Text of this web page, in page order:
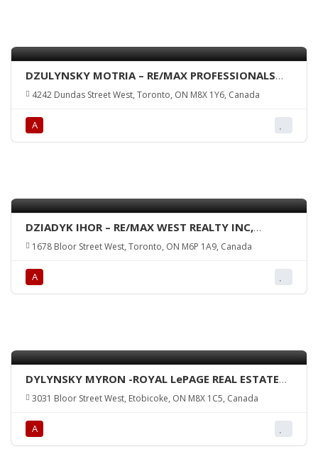
DZULYNSKY MOTRIA – RE/MAX PROFESSIONALS
INC., Brokerage
4242 Dundas Street West, Toronto, ON M8X 1Y6, Canada
А
DZIADYK IHOR – RE/MAX WEST REALTY INC,
Brokerage
1678 Bloor Street West, Toronto, ON M6P 1A9, Canada
А
DYLYNSKY MYRON -ROYAL LePAGE REAL ESTATE
SERVICES LTD.
3031 Bloor Street West, Etobicoke, ON M8X 1C5, Canada
А